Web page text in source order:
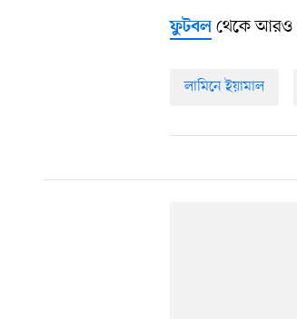
ফুটবল থেকে
লামিনে ইয়ামাল